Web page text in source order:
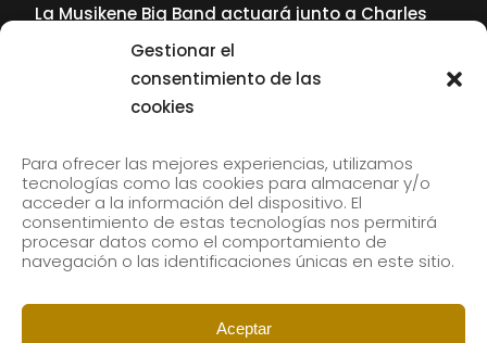
Gestionar el
consentimiento de las
cookies
Para ofrecer las mejores experiencias, utilizamos
tecnologías como las cookies para almacenar y/o
acceder a la información del dispositivo. El
consentimiento de estas tecnologías nos permitirá
procesar datos como el comportamiento de
navegación o las identificaciones únicas en este sitio.
Aceptar
La Musikene Big Band actuará junto a Charles
Tolliver en el 61 Jazzaldia
Subscribe to our newsletter to receive our news by
email.